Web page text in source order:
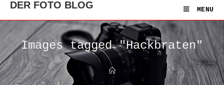
DER FOTO BLOG MENU
Images tagged "Hackbraten"